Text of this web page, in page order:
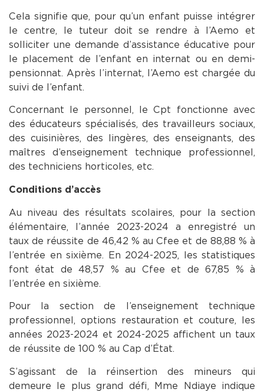
Cela signifie que, pour qu’un enfant puisse intégrer
le centre, le tuteur doit se rendre à l’Aemo et
solliciter une demande d’assistance éducative pour
le placement de l’enfant en internat ou en demi-
pensionnat. Après l’internat, l’Aemo est chargée du
suivi de l’enfant.
Concernant le personnel, le Cpt fonctionne avec
des éducateurs spécialisés, des travailleurs sociaux,
des cuisinières, des lingères, des enseignants, des
maîtres d’enseignement technique professionnel,
des techniciens horticoles, etc.
Conditions d’accès
Au niveau des résultats scolaires, pour la section
élémentaire, l’année 2023-2024 a enregistré un
taux de réussite de 46,42 % au Cfee et de 88,88 % à
l’entrée en sixième. En 2024-2025, les statistiques
font état de 48,57 % au Cfee et de 67,85 % à
l’entrée en sixième.
Pour la section de l’enseignement technique
professionnel, options restauration et couture, les
années 2023-2024 et 2024-2025 affichent un taux
de réussite de 100 % au Cap d’État.
S’agissant de la réinsertion des mineurs qui
demeure le plus grand défi, Mme Ndiaye indique